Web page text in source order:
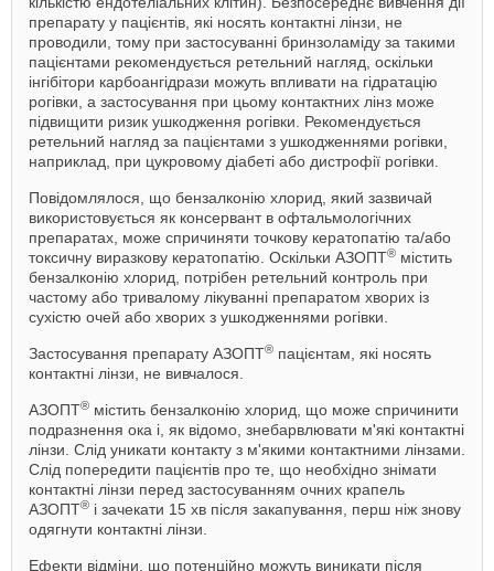
препарату у пацієнтів, які носять контактні лінзи, не
проводили, тому при застосуванні бринзоламіду за такими
пацієнтами рекомендується ретельний нагляд, оскільки
інгібітори карбоангідрази можуть впливати на гідратацію
рогівки, а застосування при цьому контактних лінз може
підвищити ризик ушкодження рогівки. Рекомендується
ретельний нагляд за пацієнтами з ушкодженнями рогівки,
наприклад, при цукровому діабеті або дистрофії рогівки.
Повідомлялося, що бензалконію хлорид, який зазвичай
використовується як консервант в офтальмологічних
препаратах, може спричиняти точкову кератопатію та/або
токсичну виразкову кератопатію. Оскільки АЗОПТ® містить
бензалконію хлорид, потрібен ретельний контроль при
частому або тривалому лікуванні препаратом хворих із
сухістю очей або хворих з ушкодженнями рогівки.
Застосування препарату АЗОПТ® пацієнтам, які носять
контактні лінзи, не вивчалося.
АЗОПТ® містить бензалконію хлорид, що може спричинити
подразнення ока і, як відомо, знебарвлювати м'які контактні
лінзи. Слід уникати контакту з м'якими контактними лінзами.
Слід попередити пацієнтів про те, що необхідно знімати
контактні лінзи перед застосуванням очних крапель
АЗОПТ® і зачекати 15 хв після закапування, перш ніж знову
одягнути контактні лінзи.
Ефекти відміни, що потенційно можуть виникати після